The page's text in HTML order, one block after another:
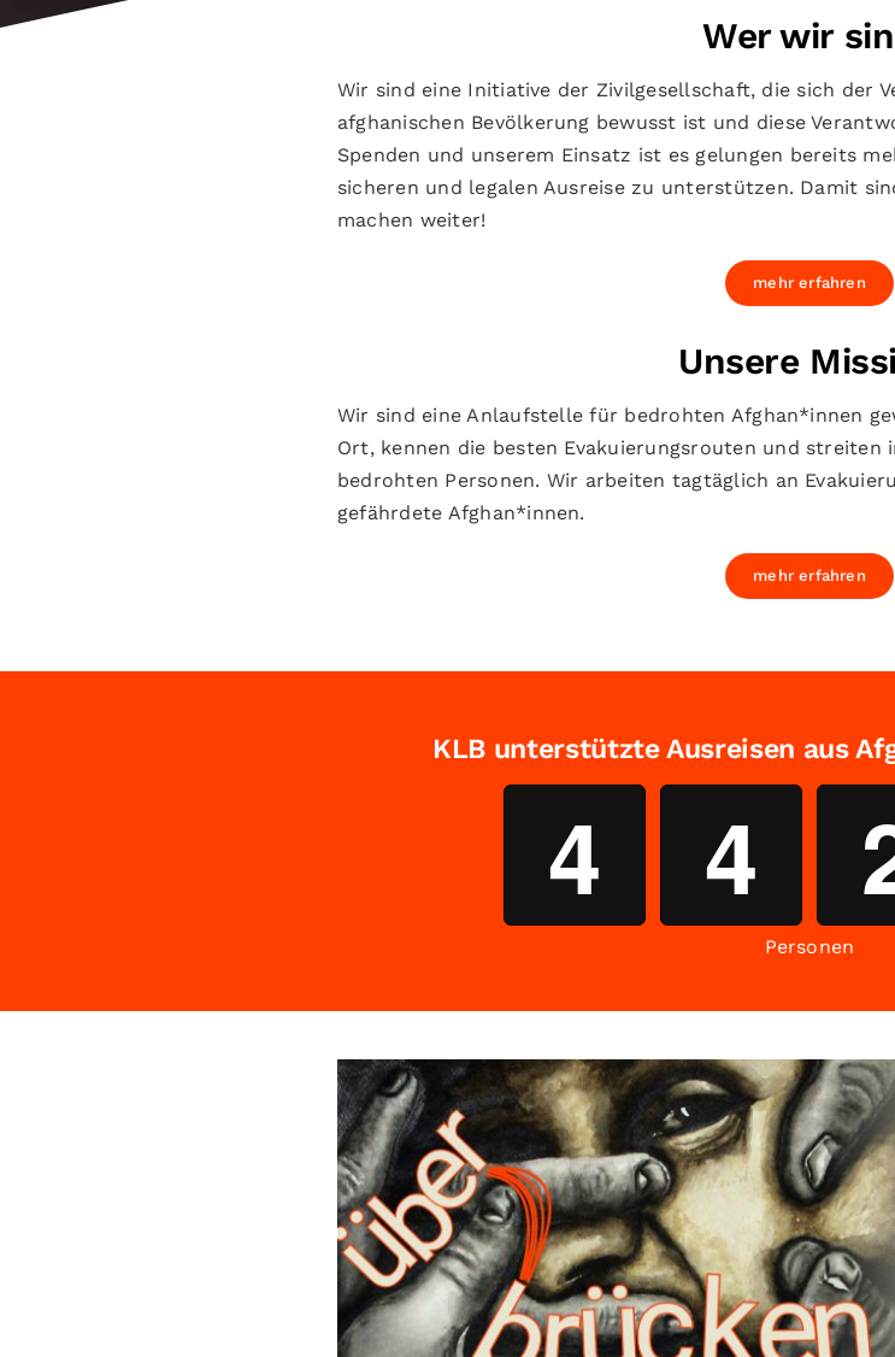
Wer wir
Wir sind eine Initiative der Zivilgesellschaft, die sich der
afghanischen Bevölkerung bewusst ist und diese
Spenden und unserem Einsatz ist es gelungen bereits
sicheren und legalen Ausreise zu unterstützen. Damit
machen weiter!
mehr erfahren
Unsere
Wir sind eine Anlaufstelle für bedrohten Afghan*innen
Ort, kennen die besten Evakuierungsrouten und streiten
bedrohten Personen. Wir arbeiten tagtäglich an
gefährdete Afghan*innen.
mehr erfahren
KLB unterstützte Ausreisen aus
4 4
Personen